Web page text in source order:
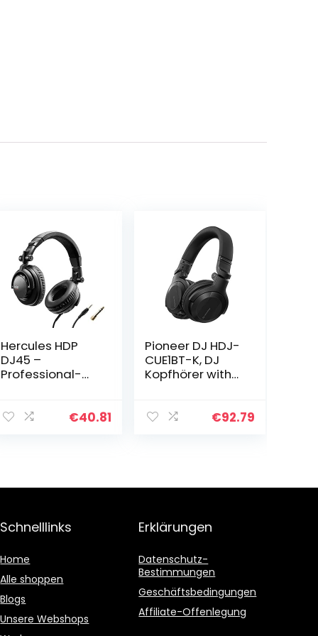
Hercules HDP
DJ45 –
Professional-
€40.81
Pioneer DJ HDJ-
CUE1BT-K, DJ
Kopfhörer with
€92.79
Schnelllinks
Home
Alle shoppen
Blogs
Unsere Webshops
Erklärungen
Datenschutz-
Bestimmungen
Geschäftsbedingungen
Affiliate-Offenlegung